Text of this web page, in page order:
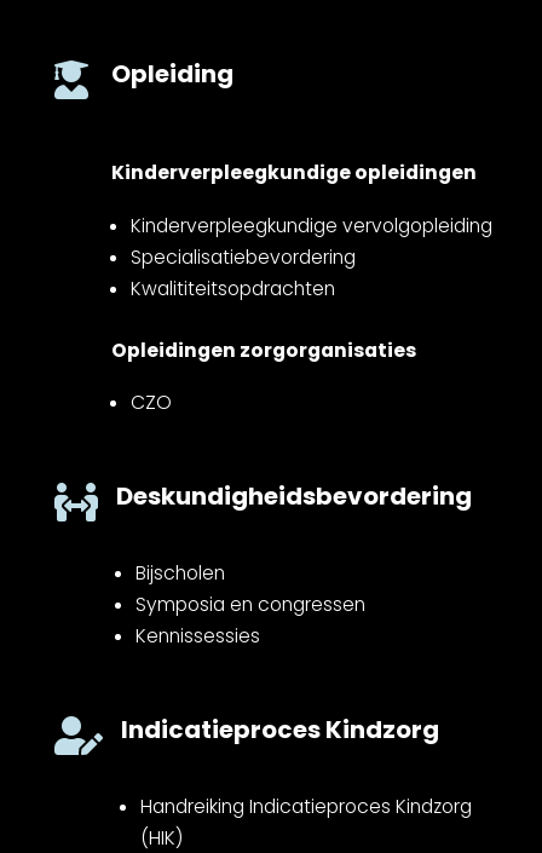
 Opleiding
Kinderverpleegkundige opleidingen
Kinderverpleegkundige vervolgopleiding
Specialisatiebevordering
Kwalititeitsopdrachten
Opleidingen zorgorganisaties
CZO
 Deskundigheidsbevordering
Bijscholen
Symposia en congressen
Kennissessies
 Indicatieproces Kindzorg
Handreiking Indicatieproces Kindzorg
(HIK)